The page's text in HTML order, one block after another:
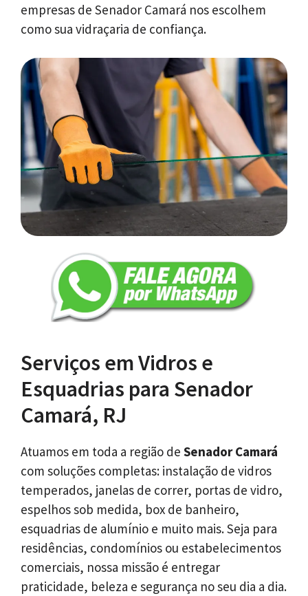
empresas de Senador Camará nos escolhem
como sua vidraçaria de confiança.
Serviços em Vidros e
Esquadrias para Senador
Camará, RJ
Atuamos em toda a região de Senador Camará
com soluções completas: instalação de vidros
temperados, janelas de correr, portas de vidro,
espelhos sob medida, box de banheiro,
esquadrias de alumínio e muito mais. Seja para
residências, condomínios ou estabelecimentos
comerciais, nossa missão é entregar
praticidade, beleza e segurança no seu dia a dia.